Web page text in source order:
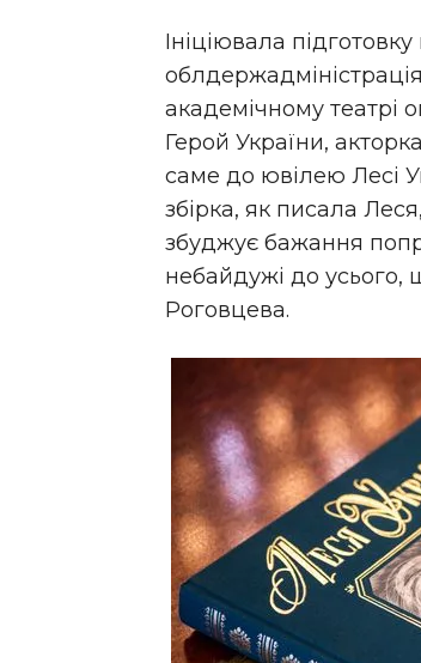
Ініціювала
академічному театрі
Герой України,
саме до ювілею Лесі
збірка, як писала
збуджує бажання
небайдужі до усього,
Роговцева.